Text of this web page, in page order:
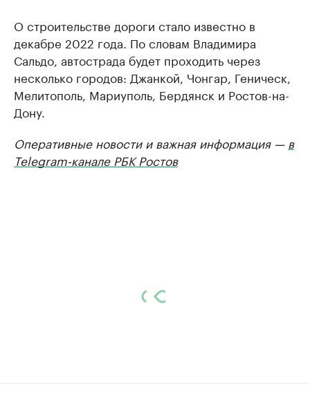
О строительстве дороги стало известно в
декабре 2022 года. По словам Владимира
Сальдо, автострада будет проходить через
несколько городов: Джанкой, Чонгар, Геническ,
Мелитополь, Мариуполь, Бердянск и Ростов-на-
Дону.
Оперативные новости и важная информация — в
Telegram-канале РБК Ростов